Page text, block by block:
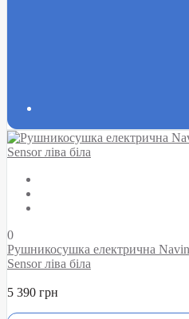
0
Рушникосушка електрична
Sensor ліва біла
5 390 грн